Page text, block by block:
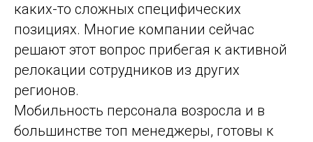
каких-то сложных специфических
позициях. Многие компании сейчас
решают этот вопрос прибегая к активной
релокации сотрудников из других
регионов.
Мобильность персонала возросла и в
большинстве топ менеджеры, готовы к